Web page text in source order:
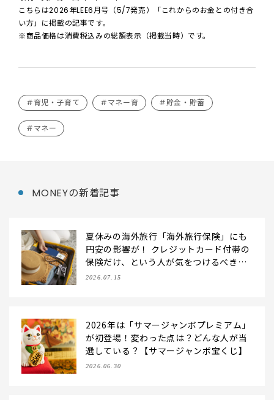
こちらは2026年LEE6月号（5/7発売）「これからのお金との付き合
い方」に掲載の記事です。
※商品価格は消費税込みの総額表示（掲載当時）です。
#育児・子育て #マネー育 #貯金・貯蓄
#マネー
MONEYの新着記事
夏休みの海外旅行「海外旅行保険」にも
円安の影響が！ クレジットカード付帯の
保険だけ、という人が気をつけるべきこ
とは？
2026.07.15
2026年は「サマージャンボプレミアム」
が初登場！変わった点は？どんな人が当
選している？【サマージャンボ宝くじ】
2026.06.30